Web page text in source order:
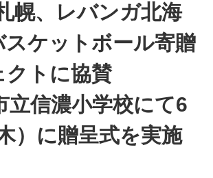
幌、レバンガ北海
スケットボール寄贈
クトに協賛
立信濃小学校にて6
）に贈呈式を実施